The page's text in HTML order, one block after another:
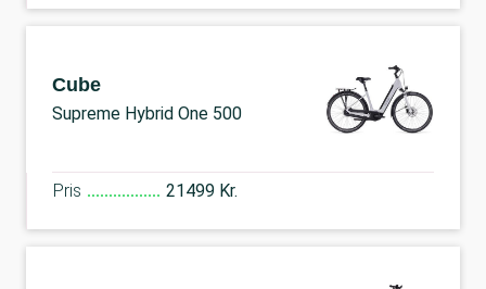
Cube
Supreme Hybrid One 500
Pris 21499 Kr.